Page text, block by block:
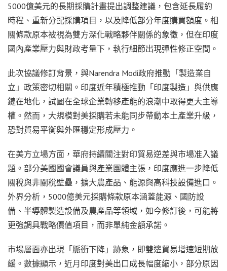
5000億美元的長期採購計畫提出調整建議，包含延長履約
時程、重新分配採購項目，以及降低部分年度購買額度。相
關條款原本被視為雙方深化戰略夥伴關係的象徵，但在印度
國內產業壓力與財政考量下，執行細節出現彈性修正空間。
此次協議修訂背景，與Narendra Modi政府推動「製造業自
立」政策密切相關。印度近年積極推動「印度製造」與供應
鏈在地化，試圖在全球企業轉移產能的浪潮中取得更大主導
權。然而，大規模對美採購若未能同步帶動本土產業升級，
恐對貿易平衡與外匯穩定形成壓力。
在美方立場方面，華府持續關注對印貿易逆差與市場准入議
題。部分美國國會議員與產業團體主張，印度應進一步降低
關稅與非關稅壁壘，擴大農產品、能源與高科技設備進口。
外界分析，5000億美元採購條款原本涵蓋能源、國防設
備、半導體製造設備及農產品等領域，如今修訂後，可能將
更強調具戰略價值項目，而非單純金額承諾。
市場層面亦出現「脈衝下降」跡象，即雙邊貿易增速短期放
緩。數據顯示，近月印度對美出口成長幅度縮小，部分原因